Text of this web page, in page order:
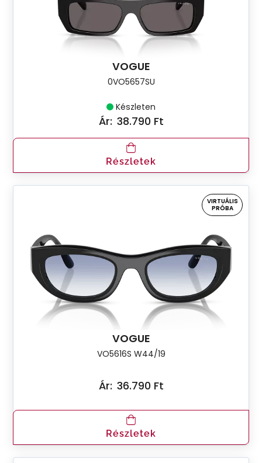
VOGUE
0VO5657SU
Készleten
Ár: 38.790 Ft
Részletek
VIRTUÁLIS
PRÓBA
VOGUE
VO5616S W44/19
Ár: 36.790 Ft
Részletek